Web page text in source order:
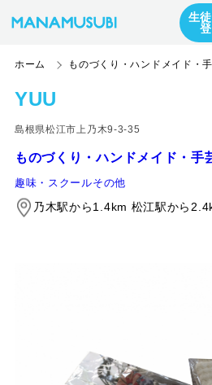
生
ホーム ものづくり・ハンドメイド・
YUU
島根県松江市上乃木9-3-35
ものづくり・ハンドメイド・手
趣味・スクールその他
乃木駅から1.4km 松江駅から